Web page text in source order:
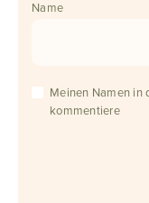
Name
Meinen Namen in
kommentiere